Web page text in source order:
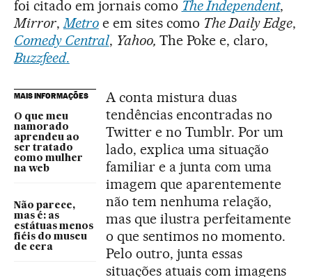
foi citado em jornais como The Independent,
Mirror,Metroe em sites como The Daily Edge,
Comedy Central, Yahoo, The Poke e, claro,
Buzzfeed.
MAIS INFORMAÇÕES
O que meu
namorado
aprendeu ao
ser tratado
como mulher
na web
Não parece,
mas é: as
estátuas menos
fiéis do museu
de cera
A conta mistura duas
tendências encontradas no
Twitter e no Tumblr. Por um
lado, explica uma situação
familiar e a junta com uma
imagem que aparentemente
não tem nenhuma relação,
mas que ilustra perfeitamente
o que sentimos no momento.
Pelo outro, junta essas
situações atuais com imagens